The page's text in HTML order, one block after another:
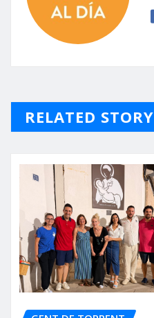
RELATED STORY